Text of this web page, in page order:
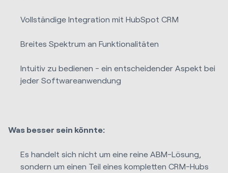
Vollständige Integration mit HubSpot CRM
Breites Spektrum an Funktionalitäten
Intuitiv zu bedienen - ein entscheidender Aspekt bei
jeder Softwareanwendung
Was besser sein könnte:
Es handelt sich nicht um eine reine ABM-Lösung,
sondern um einen Teil eines kompletten CRM-Hubs